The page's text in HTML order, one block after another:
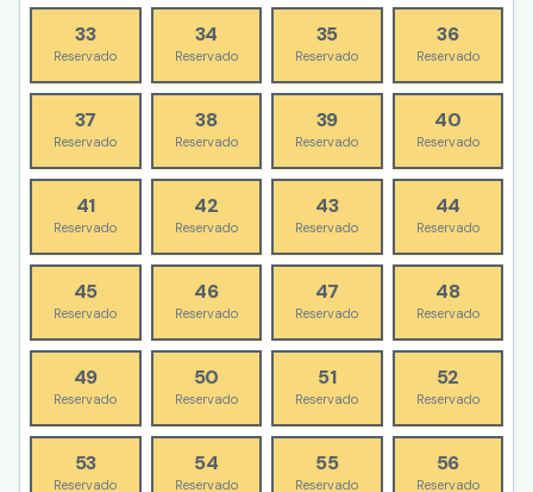
33
Reservado
34
Reservado
35
Reservado
36
Reservado
37
Reservado
38
Reservado
39
Reservado
40
Reservado
41
Reservado
42
Reservado
43
Reservado
44
Reservado
45
Reservado
46
Reservado
47
Reservado
48
Reservado
49
Reservado
50
Reservado
51
Reservado
52
Reservado
53
Reservado
54
Reservado
55
Reservado
56
Reservado